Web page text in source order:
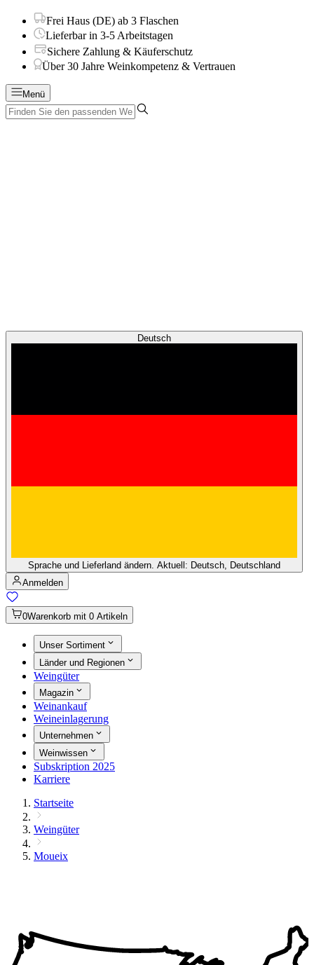
Frei Haus (DE) ab 3 Flaschen
Lieferbar in 3-5 Arbeitstagen
Sichere Zahlung & Käuferschutz
Über 30 Jahre Weinkompetenz & Vertrauen
Menü
Deutsch
Sprache und Lieferland ändern. Aktuell: Deutsch, Deutschland
Anmelden
0Warenkorb mit 0 Artikeln
Unser Sortiment
Länder und Regionen
Weingüter
Magazin
Weinankauf
Weineinlagerung
Unternehmen
Weinwissen
Subskription 2025
Karriere
Startseite
Weingüter
Moueix